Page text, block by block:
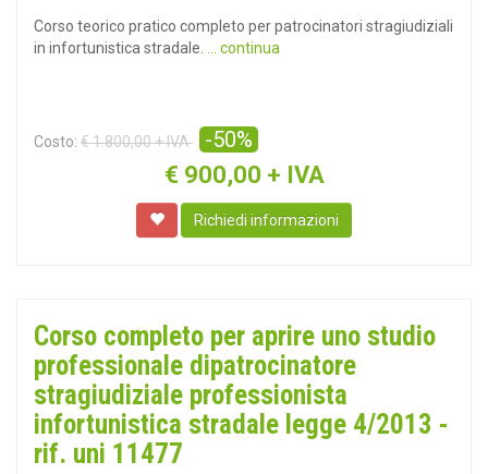
Corso teorico pratico completo per patrocinatori stragiudiziali
in infortunistica stradale.
... continua
Costo: € 1.800,00 + IVA -50%
€ 900,00 + IVA
Richiedi informazioni
Corso completo per aprire uno studio
professionale dipatrocinatore
stragiudiziale professionista
infortunistica stradale legge 4/2013 -
rif. uni 11477